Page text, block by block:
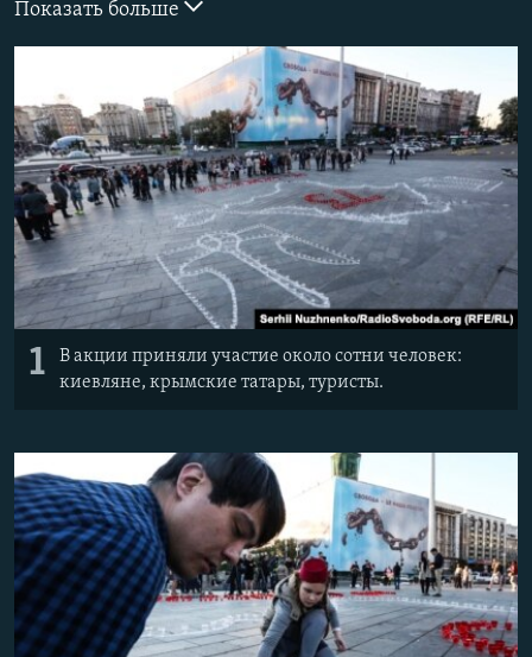
ELIFBE
УКРАИНСКАЯ ПРОБЛЕМА КРЫМА
ПРИСОЕДИНЯЙТЕСЬ!
Все сайты RFE/RL
Показать больше
1
В акции приняли участие около сотни человек:
киевляне, крымские татары, туристы.